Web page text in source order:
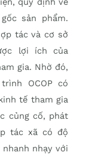
sản phẩm.
tác và cơ sở
lợi ích của
gia. Nhờ đó,
OCOP có
tế tham gia
củng cố, phát
tác xã có độ
nhạy với